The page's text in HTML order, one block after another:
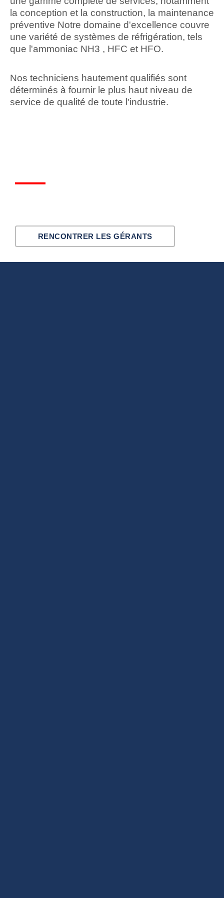
la conception et la construction, la maintenance
préventive Notre domaine d'excellence couvre
une variété de systèmes de réfrigération, tels
que l'ammoniac NH3 , HFC et HFO.
Nos techniciens hautement qualifiés sont
déterminés à fournir le plus haut niveau de
service de qualité de toute l'industrie.
RENCONTRER LES GÉRANTS